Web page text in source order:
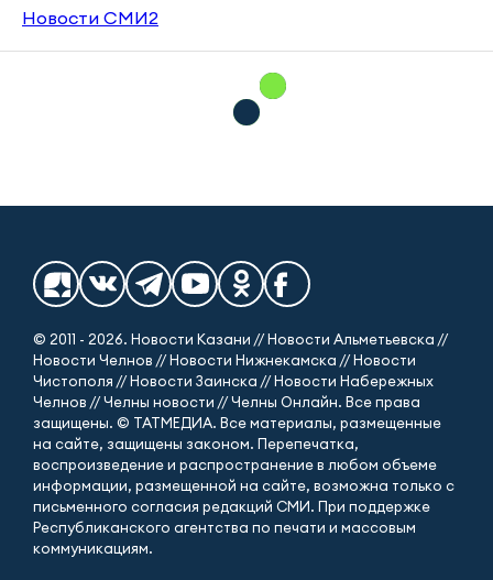
Новости СМИ2
© 2011 - 2026. Новости Казани // Новости Альметьевска //
Новости Челнов // Новости Нижнекамска // Новости
Чистополя // Новости Заинска // Новости Набережных
Челнов // Челны новости // Челны Онлайн. Все права
защищены. © ТАТМЕДИА. Все материалы, размещенные
на сайте, защищены законом. Перепечатка,
воспроизведение и распространение в любом объеме
информации, размещенной на сайте, возможна только с
письменного согласия редакций СМИ. При поддержке
Республиканского агентства по печати и массовым
коммуникациям.